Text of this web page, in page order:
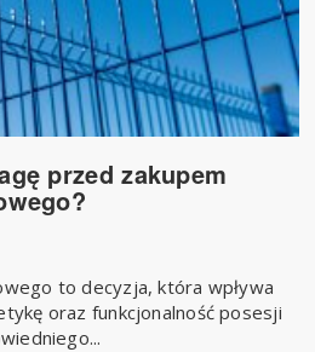
przed zakupem
to decyzja, która wpływa
oraz funkcjonalność posesji